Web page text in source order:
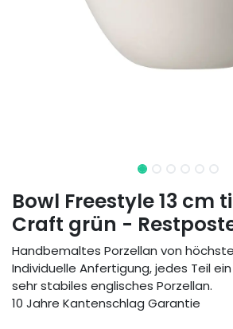
Bowl Freestyle 13 cm
Craft grün -
Handbemaltes Porzellan von
Individuelle Anfertigung, jedes Teil ein
sehr stabiles englisches Porzellan.
10 Jahre Kantenschlag Garantie